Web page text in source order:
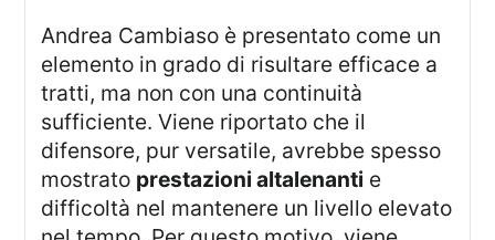
Andrea Cambiaso è presentato come un
elemento in grado di risultare efficace a
tratti, ma non con una continuità
sufficiente. Viene riportato che il
difensore, pur versatile, avrebbe spesso
mostrato prestazioni altalenanti e
difficoltà nel mantenere un livello elevato